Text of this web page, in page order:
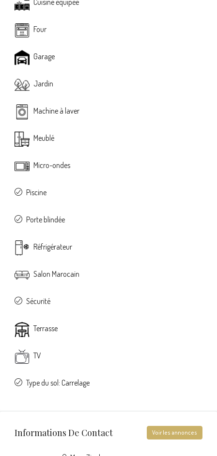
Cuisine équipée
Four
Garage
Jardin
Machine à laver
Meublé
Micro-ondes
Piscine
Porte blindée
Réfrigérateur
Salon Marocain
Sécurité
Terrasse
TV
Type du sol: Carrelage
Informations De Contact Voir les annonces